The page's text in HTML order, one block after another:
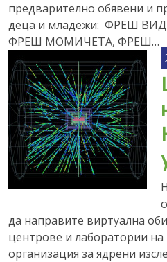
предварително обявени и
деца и младежи: ФРЕШ
ФРЕШ МОМИЧЕТА, ФРЕШ…
да направите виртуална
центрове и лаборатории на
организация за ядрени